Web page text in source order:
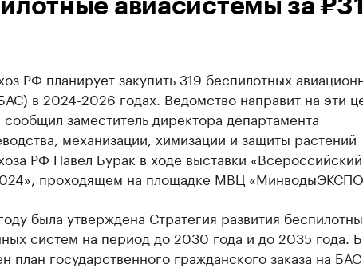
авиасистемы за
РФ планирует закупить 319 беспилотных
в 2024-2026 годах. Ведомство направит на эти
заместитель директора департамента
механизации, химизации и защиты растений
РФ Павел Бурак в ходе выставки
проходящем на площадке МВЦ
была утверждена Стратегия развития
систем на период до 2030 года и до 2035 года.
план государственного гражданского заказа на БАС